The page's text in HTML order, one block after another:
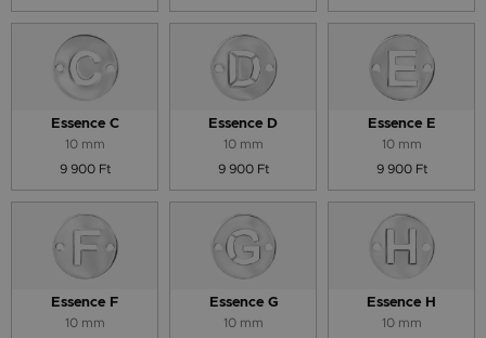
Essence C
10 mm
9 900 Ft
Essence D
10 mm
9 900 Ft
Essence E
10 mm
9 900 Ft
Essence F
10 mm
Essence G
10 mm
Essence H
10 mm